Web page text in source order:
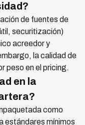
de fuentes de
securitización)
acreedor y
la calidad de
peso en el pricing.
en la
como
estándares mínimos